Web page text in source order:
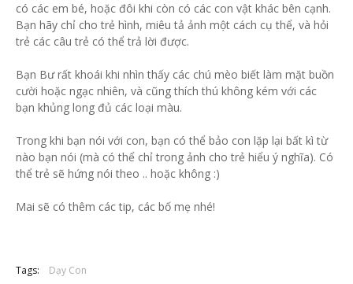
có các em bé, hoặc đôi khi còn có các con vật khác bên cạnh.
Bạn hãy chỉ cho trẻ hình, miêu tả ảnh một cách cụ thể, và hỏi
trẻ các câu trẻ có thể trả lời được.
Bạn Bư rất khoái khi nhìn thấy các chú mèo biết làm mặt buồn
cười hoặc ngạc nhiên, và cũng thích thú không kém với các
bạn khủng long đủ các loại màu.
Trong khi bạn nói với con, bạn có thể bảo con lặp lại bất kì từ
nào bạn nói (mà có thể chỉ trong ảnh cho trẻ hiểu ý nghĩa). Có
thể trẻ sẽ hứng nói theo .. hoặc không :)
Mai sẽ có thêm các tip, các bố mẹ nhé!
Tags: Dạy Con